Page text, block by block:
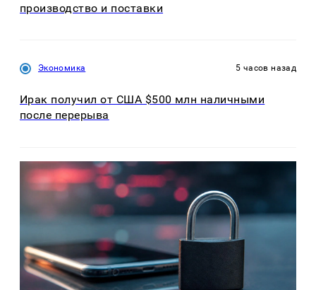
производство и поставки
Экономика 5 часов назад
Ирак получил от США $500 млн наличными
после перерыва